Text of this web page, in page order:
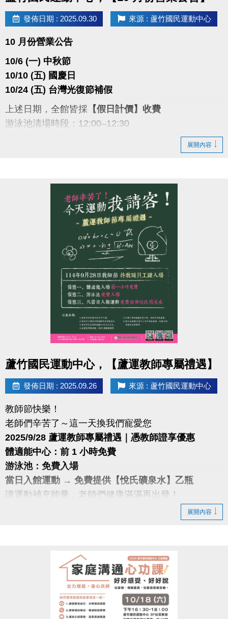
發佈日期 : 2025.09.30 來源 : 蘆竹國民運動中心
10 月份營業公告
10/6 (一) 中秋節
10/10 (五) 國慶日
10/24 (五) 台灣光復節補假
上述日期，全館皆採 【假日計價】收費
游泳池清場時段：12:00–12:30
展開內容
蘆竹國民運動中心，【蘆運教師專屬禮遇】
發佈日期 : 2025.09.26 來源 : 蘆竹國民運動中心
教師節快樂！
老師們辛苦了～這一天換我們寵愛您
2025/9/28 蘆運教師專屬禮遇｜憑教師證享優惠
體適能中心：前 1 小時免費
游泳池：免費入場
當日入館運動 → 免費提供【悅氏礦泉水】乙瓶
讓運動補充能量，老師們健康滿滿再出發！
展開內容